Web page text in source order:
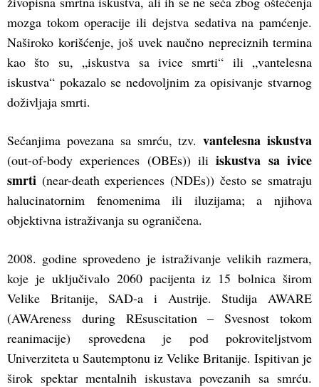
mozga tokom operacije ili dejstva sedativa na pamćenje.
Naširoko korišćenje, još uvek naučno nepreciznih termina
kao što su, „iskustva sa ivice smrti“ ili „vantelesna
iskustva“ pokazalo se nedovoljnim za opisivanje stvarnog
doživljaja smrti.
Sećanjima povezana sa smrću, tzv.vantelesna iskustva
(out-of-body experiences (OBEs)) iliiskustva sa ivice
smrti (near-death experiences (NDEs)) često se smatraju
halucinatornim fenomenima ili iluzijama; a njihova
objektivna istraživanja su ograničena.
2008. godine sprovedeno je istraživanje velikih razmera,
koje je uključivalo 2060 pacijenta iz 15 bolnica širom
Velike Britanije, SAD-a i Austrije. Studija AWARE
(AWAreness during REsuscitation – Svesnost tokom
reanimacije) sprovedena je pod pokroviteljstvom
Univerziteta u Sautemptonu iz Velike Britanije. Ispitivan je
širok spektar mentalnih iskustava povezanih sa smrću.